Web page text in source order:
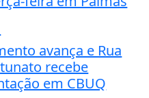
avança e Rua
recebe
em CBUQ